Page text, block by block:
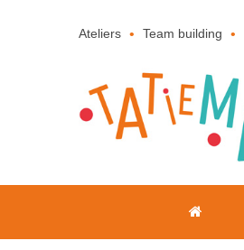
Ateliers Team building